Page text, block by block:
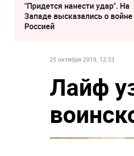
"Придется нанести удар". На
Западе высказались о войне
Россией
25 октября 2019, 12:33
Лайф